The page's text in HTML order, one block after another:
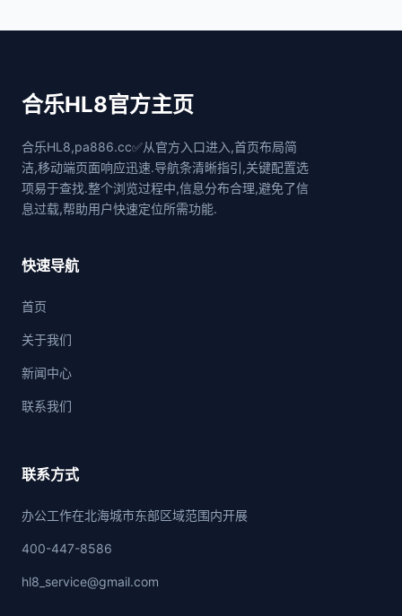
合乐HL8官方主页
合乐HL8,pa886.cc✅从官方入口进入,首页布局简
洁,移动端页面响应迅速.导航条清晰指引,关键配置选
项易于查找.整个浏览过程中,信息分布合理,避免了信
息过载,帮助用户快速定位所需功能.
快速导航
首页
关于我们
新闻中心
联系我们
联系方式
办公工作在北海城市东部区域范围内开展
400-447-8586
hl8_service@gmail.com